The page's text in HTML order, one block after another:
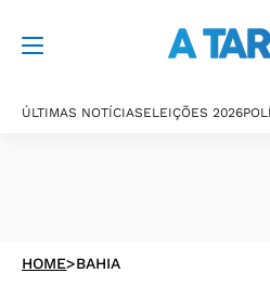
ÚLTIMAS NOTÍCIASELEIÇÕES 2026
HOME>BAHIA